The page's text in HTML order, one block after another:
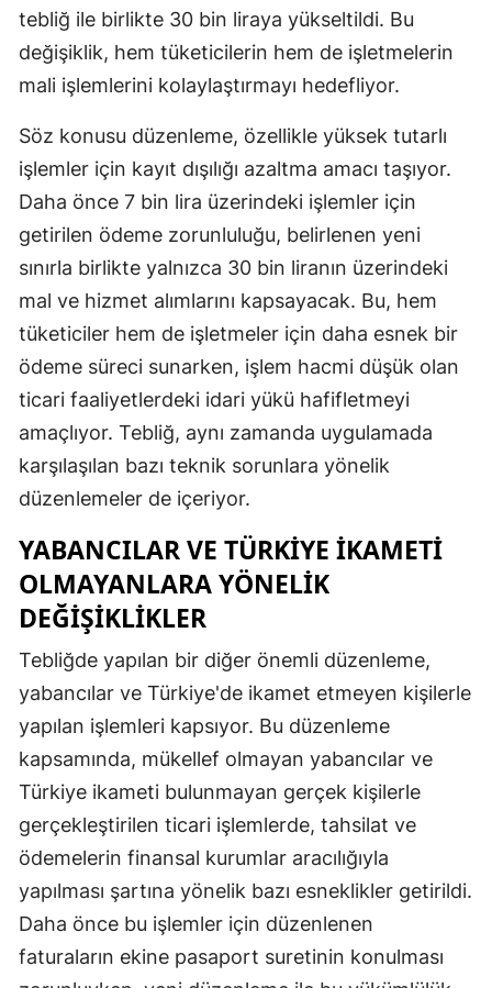
Mersin
İstanbul
İzmir
Kars
Kastamonu
Kayseri
Kırklareli
Kırşehir
Kocaeli
Konya
Mardin
Muğla
Muş
Nevşehir
Ordu
Rize
Sakarya
tebliğ ile birlikte 30 bin liraya yükseltildi. Bu
değişiklik, hem tüketicilerin hem de işletmelerin
mali işlemlerini kolaylaştırmayı hedefliyor.
Söz konusu düzenleme, özellikle yüksek tutarlı
işlemler için kayıt dışılığı azaltma amacı taşıyor.
Daha önce 7 bin lira üzerindeki işlemler için
getirilen ödeme zorunluluğu, belirlenen yeni
sınırla birlikte yalnızca 30 bin liranın üzerindeki
mal ve hizmet alımlarını kapsayacak. Bu, hem
tüketiciler hem de işletmeler için daha esnek bir
ödeme süreci sunarken, işlem hacmi düşük olan
ticari faaliyetlerdeki idari yükü hafifletmeyi
amaçlıyor. Tebliğ, aynı zamanda uygulamada
karşılaşılan bazı teknik sorunlara yönelik
düzenlemeler de içeriyor.
YABANCILAR VE TÜRKIYE İKAMETI
OLMAYANLARA YÖNELIK
DEĞIŞIKLIKLER
Tebliğde yapılan bir diğer önemli düzenleme,
yabancılar ve Türkiye'de ikamet etmeyen kişilerle
yapılan işlemleri kapsıyor. Bu düzenleme
kapsamında, mükellef olmayan yabancılar ve
Türkiye ikameti bulunmayan gerçek kişilerle
gerçekleştirilen ticari işlemlerde, tahsilat ve
ödemelerin finansal kurumlar aracılığıyla
yapılması şartına yönelik bazı esneklikler getirildi.
Daha önce bu işlemler için düzenlenen
faturaların ekine pasaport suretinin konulması